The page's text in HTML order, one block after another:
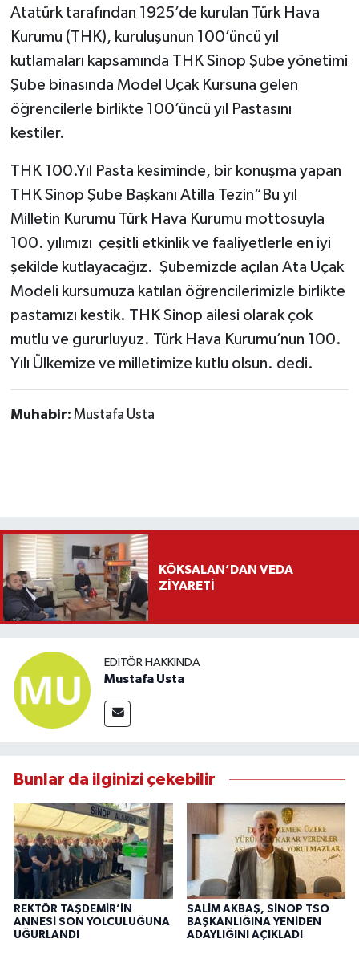
Atatürk tarafından 1925’de kurulan Türk Hava
Kurumu (THK), kuruluşunun 100’üncü yıl
kutlamaları kapsamında THK Sinop Şube yönetimi
Şube binasında Model Uçak Kursuna gelen
öğrencilerle birlikte 100’üncü yıl Pastasını
kestiler.
THK 100.Yıl Pasta kesiminde, bir konuşma yapan
THK Sinop Şube Başkanı Atilla Tezin“Bu yıl
Milletin Kurumu Türk Hava Kurumu mottosuyla
100. yılımızı çeşitli etkinlik ve faaliyetlerle en iyi
şekilde kutlayacağız. Şubemizde açılan Ata Uçak
Modeli kursumuza katılan öğrencilerimizle birlikte
pastamızı kestik. THK Sinop ailesi olarak çok
mutlu ve gururluyuz. Türk Hava Kurumu’nun 100.
Yılı Ülkemize ve milletimize kutlu olsun. dedi.
Muhabir: Mustafa Usta
KÖKSALAN’DAN VEDA
ZİYARETİ
EDITÖR HAKKINDA
Mustafa Usta
Bunlar da ilginizi çekebilir
REKTÖR TAŞDEMİR’İN
ANNESİ SON YOLCULUĞUNA
UĞURLANDI
SALİM AKBAŞ, SİNOP TSO
BAŞKANLIĞINA YENİDEN
ADAYLIĞINI AÇIKLADI